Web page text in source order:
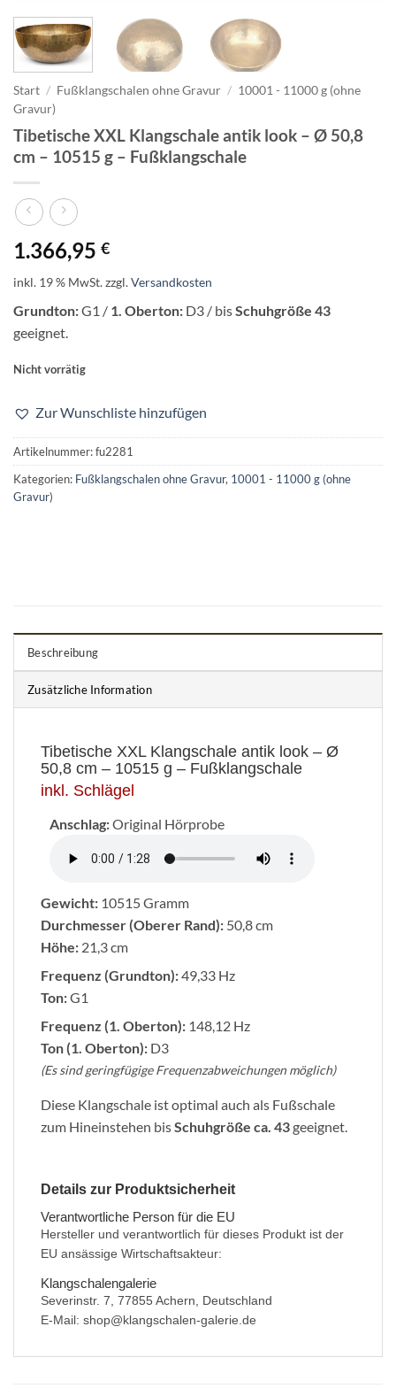
Start / Fußklangschalen ohne Gravur / 10001 - 11000 g (ohne
Gravur)
Tibetische XXL Klangschale antik look – Ø 50,8
cm – 10515 g – Fußklangschale
1.366,95 €
inkl. 19 % MwSt.zzgl.Versandkosten
Grundton:G1 / 1. Oberton: D3 / bisSchuhgröße 43
geeignet.
Nicht vorrätig
Zur Wunschliste hinzufügen
Artikelnummer:fu2281
Kategorien: Fußklangschalen ohne Gravur, 10001 - 11000 g (ohne
Gravur)
Beschreibung
Zusätzliche Information
Tibetische XXL Klangschale antik look – Ø
50,8 cm – 10515 g – Fußklangschale
inkl. Schlägel
Anschlag:Original Hörprobe
Gewicht: 10515 Gramm
Durchmesser (Oberer Rand): 50,8 cm
Höhe: 21,3 cm
Frequenz (Grundton):49,33 Hz
Ton:G1
Frequenz (1. Oberton): 148,12 Hz
Ton (1. Oberton): D3
(Es sind geringfügige Frequenzabweichungen möglich)
Diese Klangschale ist optimal auch als Fußschale
zum Hineinstehen bisSchuhgröße ca. 43geeignet.
Details zur Produktsicherheit
Verantwortliche Person für die EU
Hersteller und verantwortlich für dieses Produkt ist der
EU ansässige Wirtschaftsakteur:
Klangschalengalerie
Severinstr. 7, 77855 Achern, Deutschland
E-Mail: shop@klangschalen-galerie.de